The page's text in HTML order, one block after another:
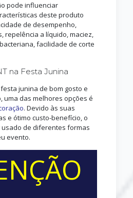
pode influenciar
deste produto
de desempenho,
repelência a líquido, maciez,
facilidade de corte
na Festa Junina
junina de bom gosto e
uma das melhores opções é
. Devido às suas
e ótimo custo-benefício, o
de diferentes formas
evento.